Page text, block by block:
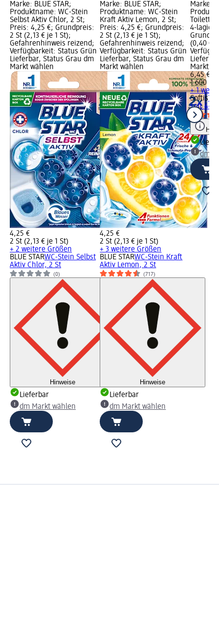
Marke: BLUE STAR;
Produktname: WC-Stein
Selbst Aktiv Chlor, 2 St;
Preis: 4,25 €; Grundpreis:
2 St (2,13 € je 1 St);
Gefahrenhinweis reizend;
Verfügbarkeit: Status Grün
Lieferbar, Status Grau dm
Markt wählen
4,25 €
2 St (2,13 € je 1 St)
+ 2 weitere Größen
BLUE STARWC-Stein Selbst
Aktiv Chlor, 2 St
(0)
Hinweise
Lieferbar
dm Markt wählen
Marke: BLUE STAR;
Produktname: WC-Stein
Kraft Aktiv Lemon, 2 St;
Preis: 4,25 €; Grundpreis:
2 St (2,13 € je 1 St);
Gefahrenhinweis reizend;
Verfügbarkeit: Status Grün
Lieferbar, Status Grau dm
Markt wählen
4,25 €
2 St (2,13 € je 1 St)
+ 3 weitere Größen
BLUE STARWC-Stein Kraft
Aktiv Lemon, 2 St
(717)
Hinweise
Lieferbar
dm Markt wählen
Marke:
4-lagig,
(0,40 €
Markt
6,45 €
1 600 Bl
+ 1
Softis
soft 4-
dm